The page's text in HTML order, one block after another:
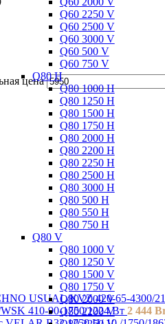
Q60 2250 V
Q60 2500 V
Q60 3000 V
Q60 500 V
Q60 750 V
Q80 H
Q80 1000 H
Q80 1250 H
Q80 1500 H
Q80 1750 H
Q80 2000 H
Q80 2200 H
Q80 2250 H
Q80 2500 H
Q80 3000 H
Q80 500 H
Q80 550 H
Q80 750 H
Q80 V
Q80 1000 V
Q80 1250 V
Q80 1500 V
Q80 1750 V
Q80 2000 V
Q80 2200 V
цена
USUAL/KVZ 420-65-4300/
410-90-1750/1224 Вт 2 444